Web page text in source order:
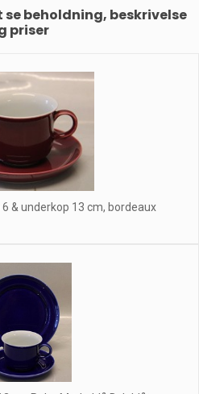
beholdning, beskrivelse
priser
& underkop 13 cm, bordeaux